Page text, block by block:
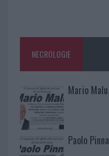
NECROLOGIE
Mario Malu
Paolo Pinna